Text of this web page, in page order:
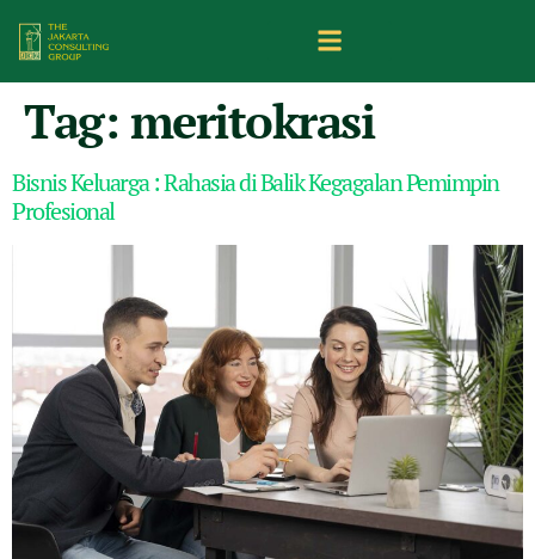
Tag: meritokrasi
Bisnis Keluarga : Rahasia di Balik Kegagalan Pemimpin
Profesional